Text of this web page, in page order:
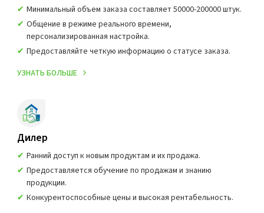
Минимальный объем заказа составляет 50000-200000 штук.
Общение в режиме реального времени,
персонализированная настройка.
Предоставляйте четкую информацию о статусе заказа.
УЗНАТЬ БОЛЬШЕ
Дилер
Ранний доступ к новым продуктам и их продажа.
Предоставляется обучение по продажам и знанию
продукции.
Конкурентоспособные цены и высокая рентабельность.